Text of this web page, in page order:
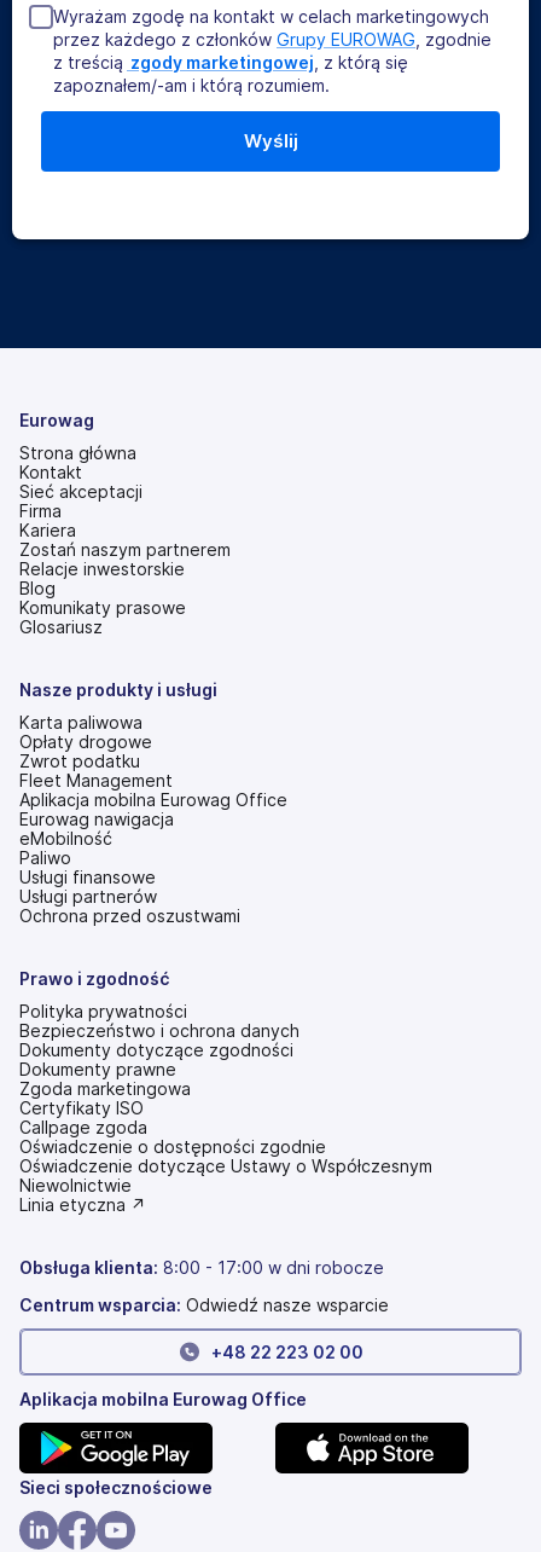
Wyrażam zgodę na kontakt w celach marketingowych
przez każdego z członków Grupy EUROWAG , zgodnie
z treścią zgody marketingowej , z którą się
zapoznałem/-am i którą rozumiem.
Eurowag
Strona główna
Kontakt
Sieć akceptacji
Firma
Kariera
Zostań naszym partnerem
Relacje inwestorskie
(otwiera
się
w
Blog
Komunikaty prasowe
Glosariusz
Nasze produkty i usługi
Karta paliwowa
Opłaty drogowe
Zwrot podatku
Fleet Management
Aplikacja mobilna Eurowag Office
Eurowag nawigacja
eMobilność
Paliwo
Usługi finansowe
Usługi partnerów
Ochrona przed oszustwami
Prawo i zgodność
Polityka prywatności
Bezpieczeństwo i ochrona danych
Dokumenty dotyczące zgodności
Dokumenty prawne
Zgoda marketingowa
Certyfikaty ISO
Callpage zgoda
Oświadczenie o dostępności zgodnie
(otwiera
się
w
Oświadczenie dotyczące Ustawy o Współczesnym
Niewolnictwie
(otwiera
nowej
karcie)
Linia etyczna ↗
Obsługa klienta: 8:00 - 17:00 w dni robocze
Centrum wsparcia: Odwiedź nasze wsparcie
+48 22 223 02 00
Aplikacja mobilna Eurowag Office
(otwiera
się
w
Sieci społecznościowe